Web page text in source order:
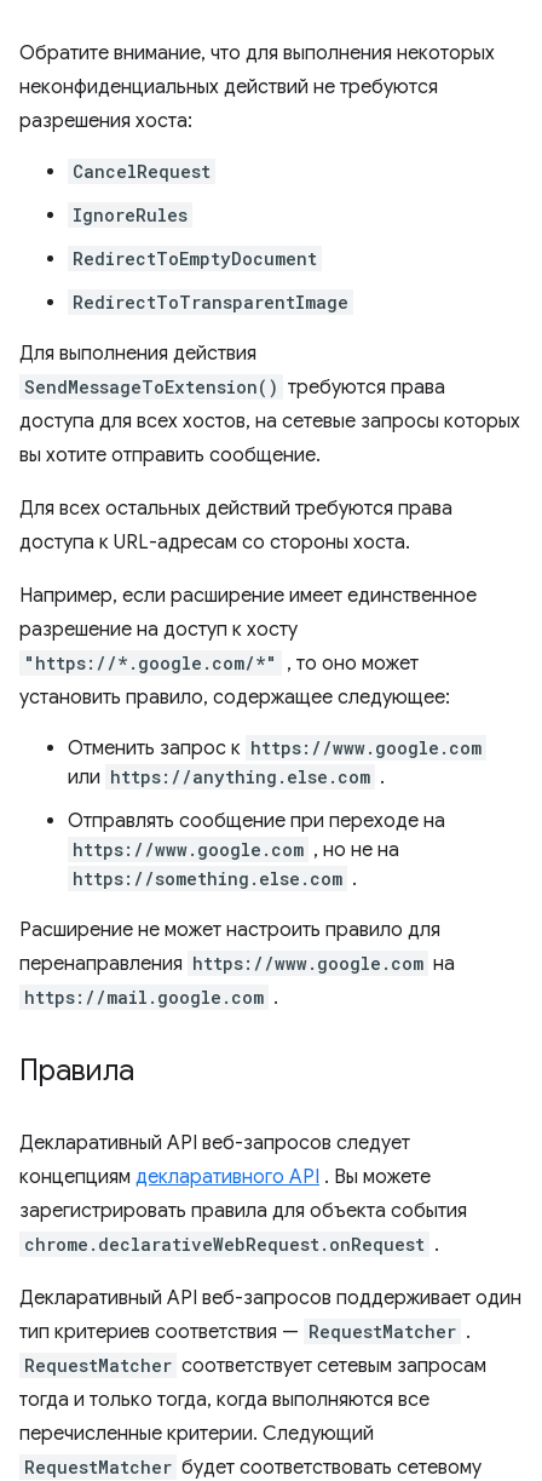
Обратите внимание, что для выполнения некоторых
неконфиденциальных действий не требуются
разрешения хоста:
CancelRequest
IgnoreRules
RedirectToEmptyDocument
RedirectToTransparentImage
Для выполнения действия
SendMessageToExtension() требуются права
доступа для всех хостов, на сетевые запросы которых
вы хотите отправить сообщение.
Для всех остальных действий требуются права
доступа к URL-адресам со стороны хоста.
Например, если расширение имеет единственное
разрешение на доступ к хосту
"https://*.google.com/*"
, то оно может
установить правило, содержащее следующее:
Отменить запрос к https://www.google.com
или https://anything.else.com .
Отправлять сообщение при переходе на
https://www.google.com , но не на
https://something.else.com .
Расширение не может настроить правило для
перенаправления https://www.google.com на
https://mail.google.com .
Правила
Декларативный API веб-запросов следует
концепциям декларативного API . Вы можете
зарегистрировать правила для объекта события
chrome.declarativeWebRequest.onRequest .
Декларативный API веб-запросов поддерживает один
тип критериев соответствия — RequestMatcher .
RequestMatcher соответствует сетевым запросам
тогда и только тогда, когда выполняются все
перечисленные критерии. Следующий
RequestMatcher будет соответствовать сетевому